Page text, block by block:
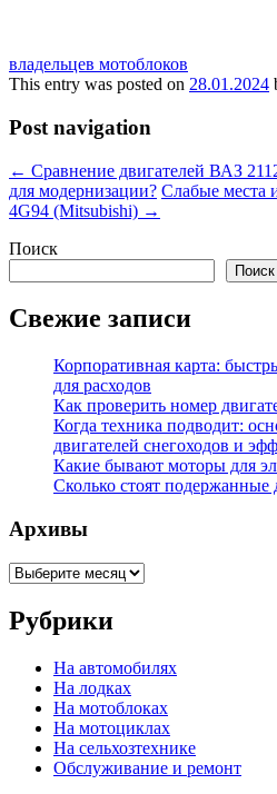
владельцев мотоблоков
This entry was posted on 28.01.2024
Post navigation
← Сравнение двигателей ВАЗ
для модернизации? Слабые места
4G94 (Mitsubishi) →
Поиск
Поиск
Свежие записи
Корпоративная карта:
для расходов
Как проверить номер
Когда техника подводит:
двигателей снегоходов и
Какие бывают моторы для
Сколько стоят подержанные
Архивы
Архивы
Рубрики
На автомобилях
На лодках
На мотоблоках
На мотоциклах
На сельхозтехнике
Обслуживание и ремонт